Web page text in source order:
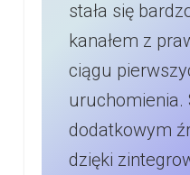
stała się
kanałem z
ciągu
uruchomienia.
dodatkowym
dzięki